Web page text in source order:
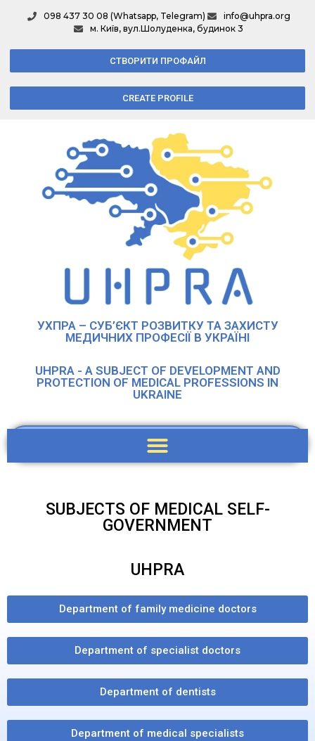
098 437 30 08 (Whatsapp, Telegram)
info@uhpra.org
м. Київ, вул.Шолуденка, будинок 3
СТВОРИТИ ПРОФАЙЛ
CREATE PROFILE
УХПРА – СУБ’ЄКТ РОЗВИТКУ ТА ЗАХИСТУ
МЕДИЧНИХ ПРОФЕСІЇ В УКРАЇНІ
UHPRA - A SUBJECT OF DEVELOPMENT AND
PROTECTION OF MEDICAL PROFESSIONS IN
UKRAINE
SUBJECTS OF MEDICAL SELF-
GOVERNMENT
UHPRA
Department of family medicine doctors
Department of specialist doctors
Department of dentists
Department of medical specialists